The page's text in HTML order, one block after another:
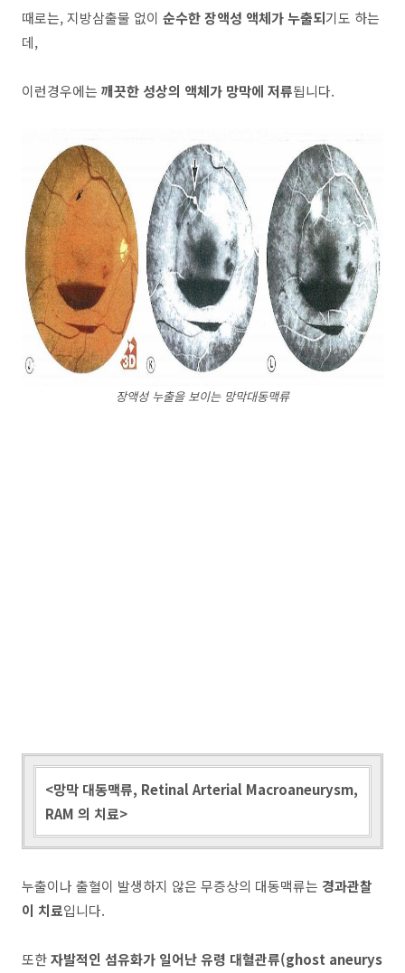
때로는, 지방삼출물 없이 순수한 장액성 액체가 누출되기도 하는
데,
이런경우에는 깨끗한 성상의 액체가 망막에 저류됩니다.
장액성 누출을 보이는 망막대동맥류
<망막 대동맥류, Retinal Arterial Macroaneurysm,
RAM 의 치료>
누출이나 출혈이 발생하지 않은 무증상의 대동맥류는 경과관찰
이 치료입니다.
또한자발적인 섬유화가 일어난 유령 대혈관류(ghost aneurys